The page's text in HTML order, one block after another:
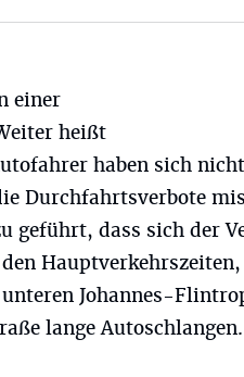
einer
heißt
haben sich
Durchfahrtsverbote
geführt, dass sich der
Johannes-
lange